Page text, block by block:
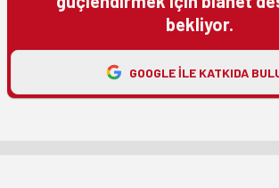
bekliyor.
GOOGLE ILE KATKIDA